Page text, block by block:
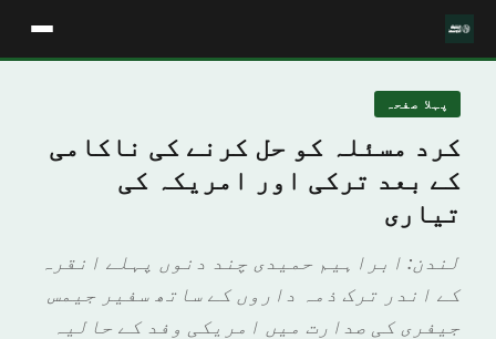
پہلا صفحہ
کرد مسئلہ کو حل کرنے کی ناکامی
کے بعد ترکی اور امریکہ کی
تیاری
لندن: ابراہیم حمیدی چند دنوں پہلے انقرہ
کے اندر ترک ذمہ داروں کے ساتھ سفیر جیمس
جیفری کی صدارت میں امریکی وفد کے حالیہ